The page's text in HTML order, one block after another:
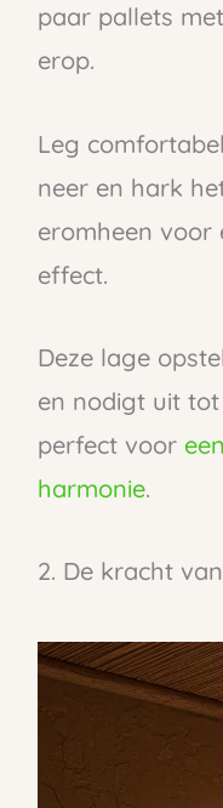
paar pallets
erop.
Leg
neer en hark
eromheen voor
effect.
Deze lage
en nodigt uit
perfect voor
harmonie.
2. De kracht